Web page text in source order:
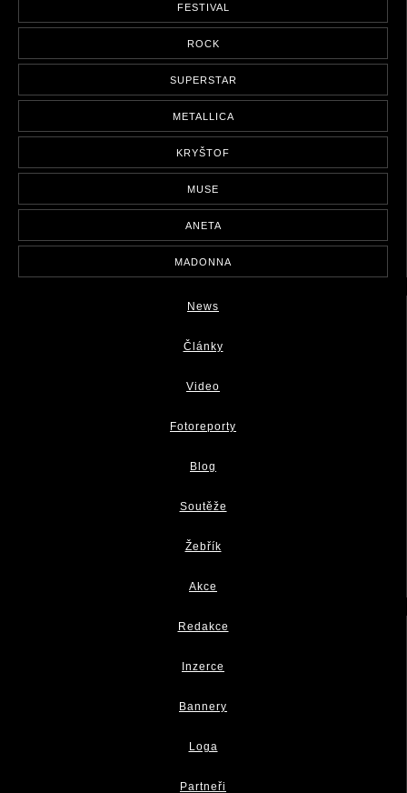
FESTIVAL
ROCK
SUPERSTAR
METALLICA
KRYŠTOF
MUSE
ANETA
MADONNA
News
Články
Video
Fotoreporty
Blog
Soutěže
Žebřík
Akce
Redakce
Inzerce
Bannery
Loga
Partneři